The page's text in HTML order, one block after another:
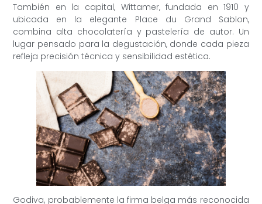
También en la capital, Wittamer, fundada en 1910 y
ubicada en la elegante Place du Grand Sablon,
combina alta chocolatería y pastelería de autor. Un
lugar pensado para la degustación, donde cada pieza
refleja precisión técnica y sensibilidad estética.
Godiva, probablemente la firma belga más reconocida